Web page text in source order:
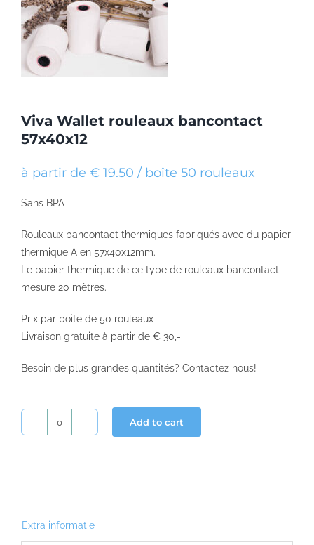
Viva Wallet rouleaux bancontact
57x40x12
à partir de € 19.50 / boîte 50 rouleaux
Sans BPA
Rouleaux bancontact thermiques fabriqués avec du papier
thermique A en 57x40x12mm.
Le papier thermique de ce type de rouleaux bancontact
mesure 20 mètres.
Prix par boite de 50 rouleaux
Livraison gratuite à partir de € 30,-
Besoin de plus grandes quantités? Contactez nous!
Viva
Add to cart
Extra informatie